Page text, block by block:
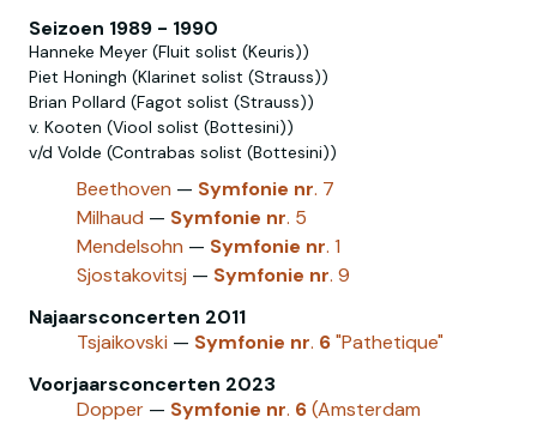
Seizoen 1989 - 1990
Hanneke Meyer (Fluit solist (Keuris))
Piet Honingh (Klarinet solist (Strauss))
Brian Pollard (Fagot solist (Strauss))
v. Kooten (Viool solist (Bottesini))
v/d Volde (Contrabas solist (Bottesini))
Beethoven — Symfonie nr. 7
Milhaud — Symfonie nr. 5
Mendelsohn — Symfonie nr. 1
Sjostakovitsj — Symfonie nr. 9
Najaarsconcerten 2011
Tsjaikovski — Symfonie nr. 6"Pathetique"
Voorjaarsconcerten 2023
Dopper — Symfonie nr. 6(Amsterdam